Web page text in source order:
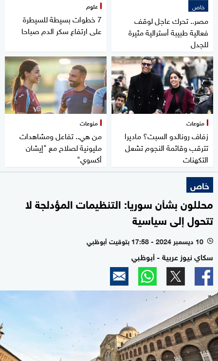
خاص
مصر.. تحرك عاجل لوقف
فعالية طبيبة أسترالية مثيرة
للجدل
علوم
7 خطوات بسيطة للسيطرة
على ارتفاع سكر الدم صباحا
منوعات
زفاف رونالدو السبت؟ ماديرا
تترقب وقائمة النجوم تشعل
التكهنات
منوعات
من هي.. تفاعل ومشاهدات
مليونية لصلاح مع "إيشان
أكسوي"
خاص
محللون بشأن سوريا: التنظيمات المؤدلجة لا
تتحول إلى سياسية
l 10 ديسمبر 2024 - 17:58 بتوقيت أبوظبي
سكاي نيوز عربية - أبوظبي